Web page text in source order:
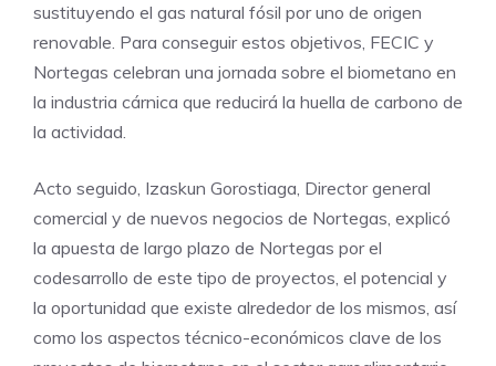
sustituyendo el gas natural fósil por uno de origen
renovable. Para conseguir estos objetivos, FECIC y
Nortegas celebran una jornada sobre el biometano en
la industria cárnica que reducirá la huella de carbono de
la actividad.
Acto seguido, Izaskun Gorostiaga, Director general
comercial y de nuevos negocios de Nortegas, explicó
la apuesta de largo plazo de Nortegas por el
codesarrollo de este tipo de proyectos, el potencial y
la oportunidad que existe alrededor de los mismos, así
como los aspectos técnico-económicos clave de los